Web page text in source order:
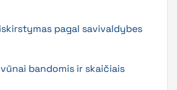
pagal savivaldybes
bandomis ir skaičiais